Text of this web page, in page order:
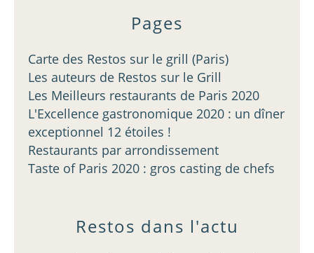
Pages
Carte des Restos sur le grill (Paris)
Les auteurs de Restos sur le Grill
Les Meilleurs restaurants de Paris 2020
L'Excellence gastronomique 2020 : un dîner
exceptionnel 12 étoiles !
Restaurants par arrondissement
Taste of Paris 2020 : gros casting de chefs
Restos dans l'actu